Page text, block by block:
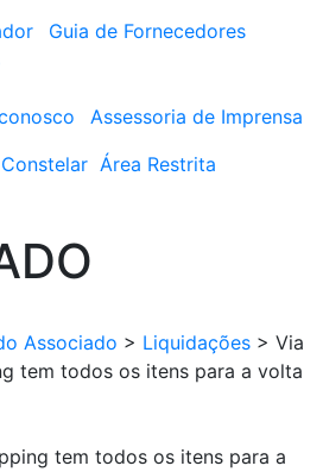
Guia de Fornecedores
Assessoria de Imprensa
Constelar Área Restrita
Associado > Liquidações > Via
tem todos os itens para a volta
tem todos os itens para a